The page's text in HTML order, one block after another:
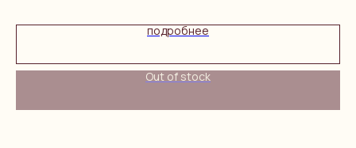
подробнее
Out of stock